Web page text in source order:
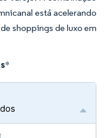
está acelerando
shoppings de luxo em
*